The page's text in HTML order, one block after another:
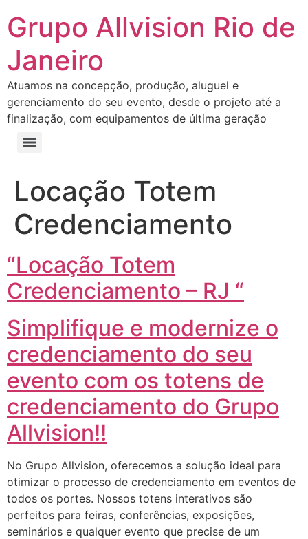
Grupo Allvision Rio de
Janeiro
Atuamos na concepção, produção, aluguel e
gerenciamento do seu evento, desde o projeto até a
finalização, com equipamentos de última geração
Locação Totem
Credenciamento
“Locação Totem
Credenciamento – RJ “
Simplifique e modernize o
credenciamento do seu
evento com os totens de
credenciamento do Grupo
Allvision!!
No Grupo Allvision, oferecemos a solução ideal para
otimizar o processo de credenciamento em eventos de
todos os portes. Nossos totens interativos são
perfeitos para feiras, conferências, exposições,
seminários e qualquer evento que precise de um